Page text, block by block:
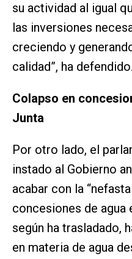
su actividad al igual
las inversiones
creciendo y
calidad”, ha defendido.
Colapso en
Junta
Por otro lado, el
instado al Gobierno
acabar con la
concesiones de agua
según ha trasladado,
en materia de agua